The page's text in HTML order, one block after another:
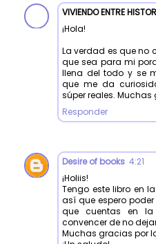
VIVIENDO ENTRE
¡Hola!
La verdad es que no
que sea para mi
llena del todo y se
que me da
súper reales.
Responder
Desire of books 4:21
¡Holiis!
Tengo este libro en
así que espero
que cuentas en
convencer de no
Muchas gracias por